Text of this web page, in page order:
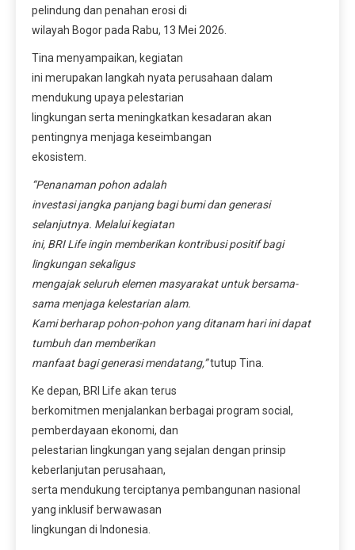
pelindung dan penahan erosi di
wilayah Bogor pada Rabu, 13 Mei 2026.
Tina menyampaikan, kegiatan
ini merupakan langkah nyata perusahaan dalam
mendukung upaya pelestarian
lingkungan serta meningkatkan kesadaran akan
pentingnya menjaga keseimbangan
ekosistem.
“Penanaman pohon adalah
investasi jangka panjang bagi bumi dan generasi
selanjutnya. Melalui kegiatan
ini, BRI Life ingin memberikan kontribusi positif bagi
lingkungan sekaligus
mengajak seluruh elemen masyarakat untuk bersama-
sama menjaga kelestarian alam.
Kami berharap pohon-pohon yang ditanam hari ini dapat
tumbuh dan memberikan
manfaat bagi generasi mendatang,”tutup Tina.
Ke depan, BRI Life akan terus
berkomitmen menjalankan berbagai program social,
pemberdayaan ekonomi, dan
pelestarian lingkungan yang sejalan dengan prinsip
keberlanjutan perusahaan,
serta mendukung terciptanya pembangunan nasional
yang inklusif berwawasan
lingkungan di Indonesia.